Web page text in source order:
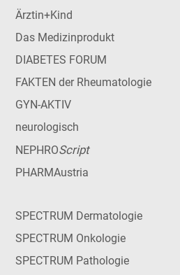
Ärztin+Kind
Das Medizinprodukt
DIABETES FORUM
FAKTEN der Rheumatologie
GYN-AKTIV
neurologisch
NEPHROScript
PHARMAustria
SPECTRUM Dermatologie
SPECTRUM Onkologie
SPECTRUM Pathologie